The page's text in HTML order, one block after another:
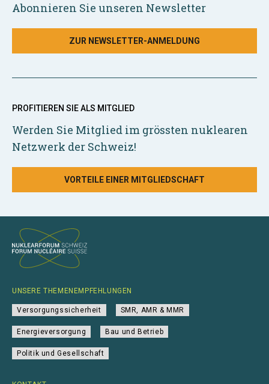
Abonnieren Sie unseren Newsletter
ZUR NEWSLETTER-ANMELDUNG
PROFITIEREN SIE ALS MITGLIED
Werden Sie Mitglied im grössten nuklearen
Netzwerk der Schweiz!
VORTEILE EINER MITGLIEDSCHAFT
UNSERE THEMENEMPFEHLUNGEN
Versorgungssicherheit SMR, AMR & MMR
Energieversorgung Bau und Betrieb
Politik und Gesellschaft